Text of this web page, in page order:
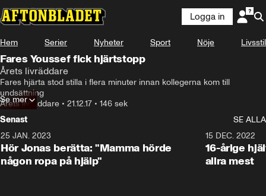
Logga in
Hem Serier Nyheter Sport Nöje Livsstil
Fares Youssef fick hjärtstopp
Årets livräddare
Fares hjärta stod stilla i flera minuter innan kollegerna kom till
undsättning
Årets livräddare • 21.12.17 • 146 sek
Se mer
Senast
SE ALLA
25 JAN. 2023
Hör Jonas berätta: "Mamma hörde
någon ropa på hjälp"
15 DEC. 2022
16-årige
allra mest